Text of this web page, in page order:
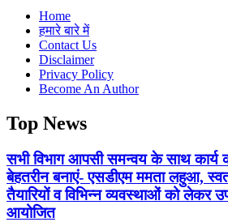
Home
हमारे बारे में
Contact Us
Disclaimer
Privacy Policy
Become An Author
Top News
सभी विभाग आपसी समन्वय के साथ
बेहतरीन बनाएं- एसडीएम ममता लहुआ,
तैयारियों व विभिन्न व्यवस्थाओं को लेकर
आयोजित